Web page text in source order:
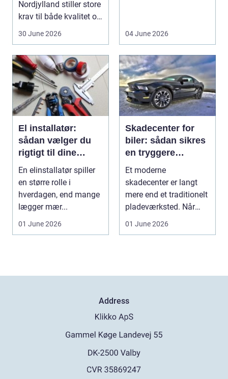
Nordjylland stiller store
krav til både kvalitet og
30 June 2026 04 June 2026
El installatør:
sådan vælger du
rigtigt til dine
elinstallationer
En elinstallatør spiller
en større rolle i
hverdagen, end mange
lægger mær...
01 June 2026
Skadecenter for
biler: sådan sikres
en tryggere
reparation
Et moderne
skadecenter er langt
mere end et traditionelt
pladeværksted. Når
01 June 2026
Address